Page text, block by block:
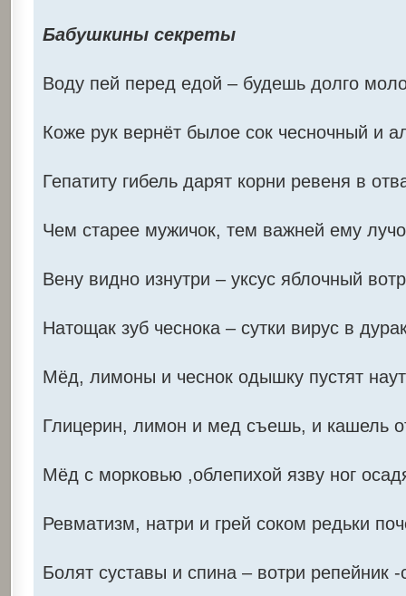
Бабушкины секреты
Воду пей перед едой – будешь долго
Коже рук вернёт былое сок чесночный и
Гепатиту гибель дарят корни ревеня в
Чем старее мужичок, тем важней ему
Вену видно изнутри – уксус яблочный
Натощак зуб чеснока – сутки вирус в
Мёд, лимоны и чеснок одышку пустят
Глицерин, лимон и мед съешь, и кашель
Мёд с морковью ,облепихой язву ног
Ревматизм, натри и грей соком редьки
Болят суставы и спина – вотри репейник